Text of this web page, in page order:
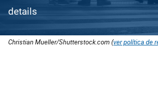
details
Christian Mueller/Shutterstock.com (ver política de